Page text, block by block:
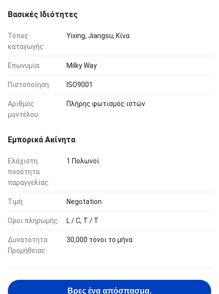
Βασικές Ιδιότητες
Τόπος
καταγωγής:
Yixing, Jiangsu, Κίνα
Επωνυμία: Milky Way
Πιστοποίηση: ISO9001
Αριθμός
μοντέλου:
Πλήρης φωτισμός ιστών
Εμπορικά Ακίνητα
Ελάχιστη
ποσότητα
παραγγελίας:
1 Πολωνοί
Τιμή: Negotation
Όροι πληρωμής: L / C, T / T
Δυνατότητα
Προμήθειας:
30,000 τόνοι το μήνα
Βρες ένα απόσπασμα.